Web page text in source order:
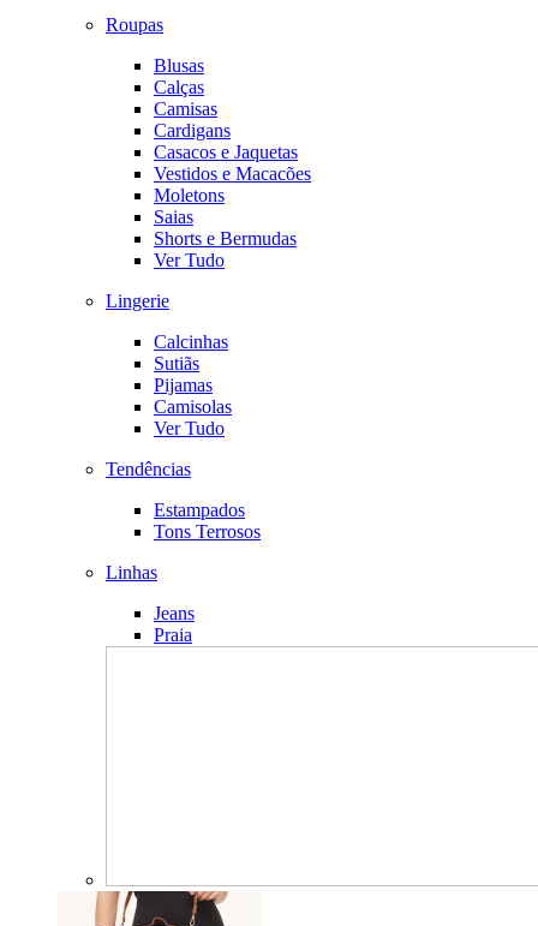
Roupas
Blusas
Calças
Camisas
Cardigans
Casacos e Jaquetas
Vestidos e Macacões
Moletons
Saias
Shorts e Bermudas
Ver Tudo
Lingerie
Calcinhas
Sutiãs
Pijamas
Camisolas
Ver Tudo
Tendências
Estampados
Tons Terrosos
Linhas
Jeans
Praia